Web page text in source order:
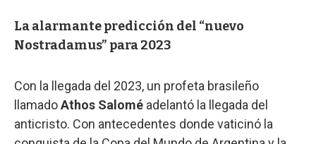
La alarmante predicción del “nuevo
Nostradamus” para 2023
Con la llegada del 2023, un profeta brasileño
llamadoAthos Salomé adelantó la llegada del
anticristo. Con antecedentes donde vaticinó la